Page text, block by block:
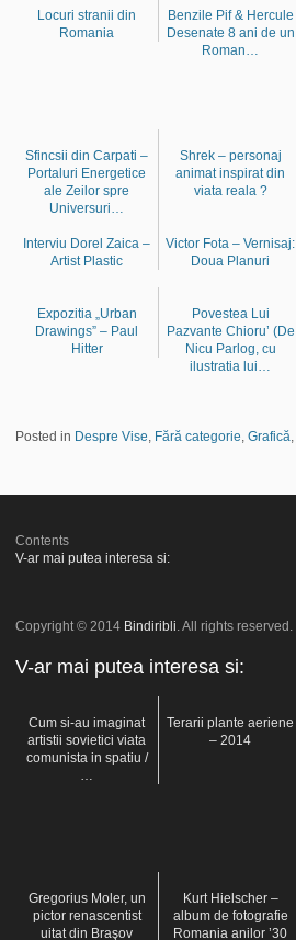
Locuri stranii din
Romania
Benzile Pif & Hercule
Desenate 8 ani de un
Roman…
Sfincsii din Carpati –
Portaluri Energetice
ale Zeilor spre
Universuri…
Shrek – personaj
animat inspirat din
viata reala ?
Interviu Dorel Zaica –
Artist Plastic
Victor Fota – Vernisaj:
Doua Planuri
Expozitia „Urban
Drawings” – Paul
Hitter
Povestea Lui
Pazvante Chioru’ (De
Nicu Parlog, cu
ilustratia lui…
Posted in Despre Vise Fără categorie Grafică
Contents
V-ar mai putea interesa si:
Copyright © 2014 Bindiribli . All rights reserved.
V-ar mai putea interesa si:
Cum si-au imaginat
artistii sovietici viata
comunista in spatiu /
Terarii plante aeriene
– 2014
Gregorius Moler, un
pictor renascentist
uitat din Braşov
Kurt Hielscher –
album de fotografie
Romania anilor ’30